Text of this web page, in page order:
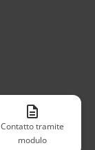
Contatto tramite
modulo